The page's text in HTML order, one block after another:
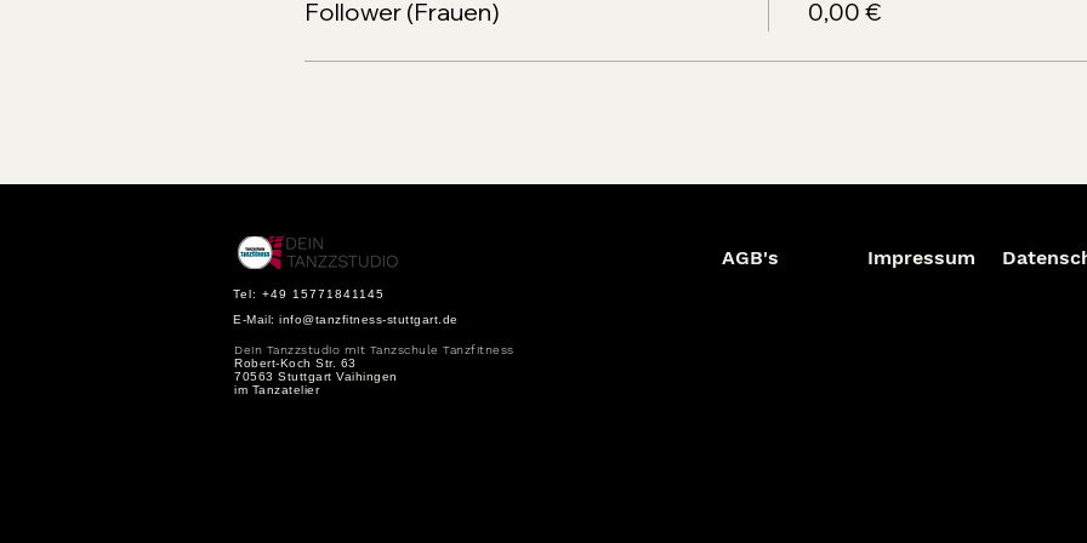
Follower (Frauen) 0,00 €
AGB's Impressum
Tel: +49 15771841145
E-Mail: info@tanzfitness-stuttgart.de
Dein Tanzzstudio mit Tanzschule Tanzfitness
Robert-Koch Str. 63
70563 Stuttgart Vaihingen
im Tanzatelier